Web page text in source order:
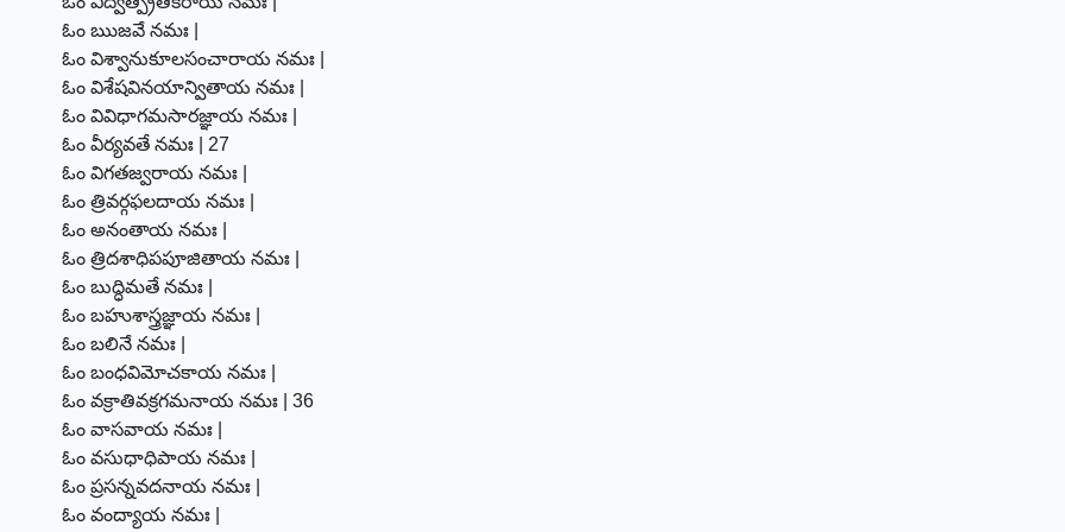
ఓం ఋజవే నమః |
ఓం విశ్వానుకూలసంచారాయ నమః |
ఓం విశేషవినయాన్వితాయ నమః |
ఓం వివిధాగమసారజ్ఞాయ నమః |
ఓం వీర్యవతే నమః | 27
ఓం విగతజ్వరాయ నమః |
ఓం త్రివర్గఫలదాయ నమః |
ఓం అనంతాయ నమః |
ఓం త్రిదశాధిపపూజితాయ నమః |
ఓం బుద్ధిమతే నమః |
ఓం బహుశాస్త్రజ్ఞాయ నమః |
ఓం బలినే నమః |
ఓం బంధవిమోచకాయ నమః |
ఓం వక్రాతివక్రగమనాయ నమః | 36
ఓం వాసవాయ నమః |
ఓం వసుధాధిపాయ నమః |
ఓం ప్రసన్నవదనాయ నమః |
ఓం వంద్యాయ నమః |